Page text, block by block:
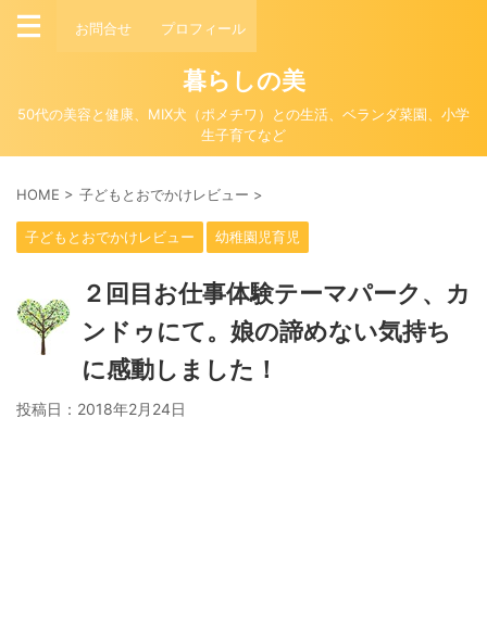
お問合せ プロフィール
暮らしの美
50代の美容と健康、MIX犬（ポメチワ）との生活、ベランダ菜園、小学
生子育てなど
HOME > 子どもとおでかけレビュー >
子どもとおでかけレビュー 幼稚園児育児
２回目お仕事体験テーマパーク、カ
ンドゥにて。娘の諦めない気持ち
に感動しました！
投稿日： 2018年2月24日